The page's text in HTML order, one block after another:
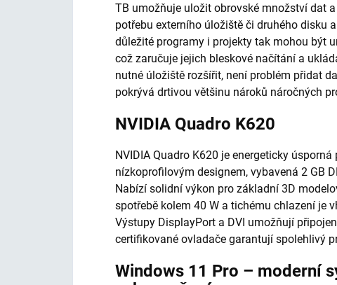
TB umožňuje uložit obrovské množství dat
potřebu externího úložiště či druhého disku
důležité programy i projekty tak mohou být
což zaručuje jejich bleskové načítání a
nutné úložiště rozšířit, není problém přidat
pokrývá drtivou většinu nároků náročných
NVIDIA Quadro K620
NVIDIA Quadro K620 je energeticky
nízkoprofilovým designem, vybavená 2 GB
Nabízí solidní výkon pro základní 3D
spotřebě kolem 40 W a tichému chlazení je
Výstupy DisplayPort a DVI umožňují
certifikované ovladače garantují spolehlivý
Windows 11 Pro – moderní